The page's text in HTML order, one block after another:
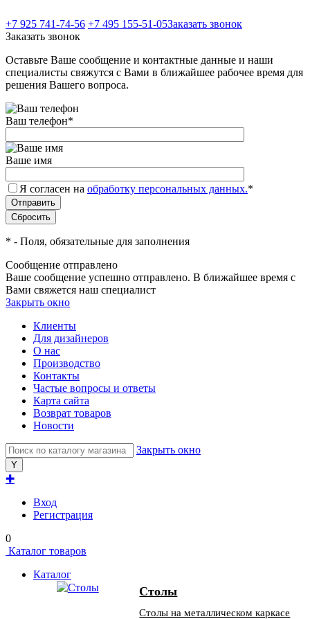
+7 925 741-74-56 +7 495 155-51-05Заказать звонок
Заказать звонок
Оставьте Ваше сообщение и контактные данные и наши
специалисты свяжутся с Вами в ближайшее рабочее время для
решения Вашего вопроса.
Ваш телефон*
Ваше имя
Я согласен на обработку персональных данных.*
* - Поля, обязательные для заполнения
Сообщение отправлено
Ваше сообщение успешно отправлено. В ближайшее время с
Вами свяжется наш специалист
Закрыть окно
Клиенты
Для дизайнеров
О нас
Производство
Контакты
Частые вопросы и ответы
Карта сайта
Возврат товаров
Новости
Закрыть окно
✚
Вход
Регистрация
0
Каталог товаров
Каталог
Столы
Столы на металлическом каркасе